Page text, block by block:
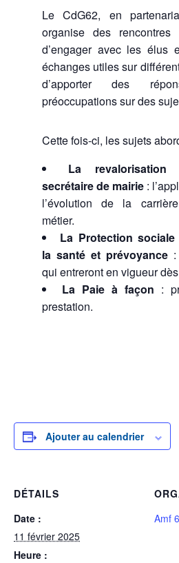
Le CdG62, en
organise des
d’engager avec les élus
échanges utiles sur
d’apporter des
préoccupations sur des
Cette fois-ci, les sujets
La
secrétaire de mairie:
l’évolution de la
métier.
La Protection sociale
la santé et prévoyance
qui entreront en vigueur
La Paie à façon :
prestation.
Ajouter au calendrier
DÉTAILS
Date :
11 février 2025
Heure :
Amf